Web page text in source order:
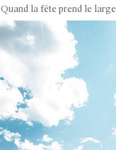
Quand la fête prend le large